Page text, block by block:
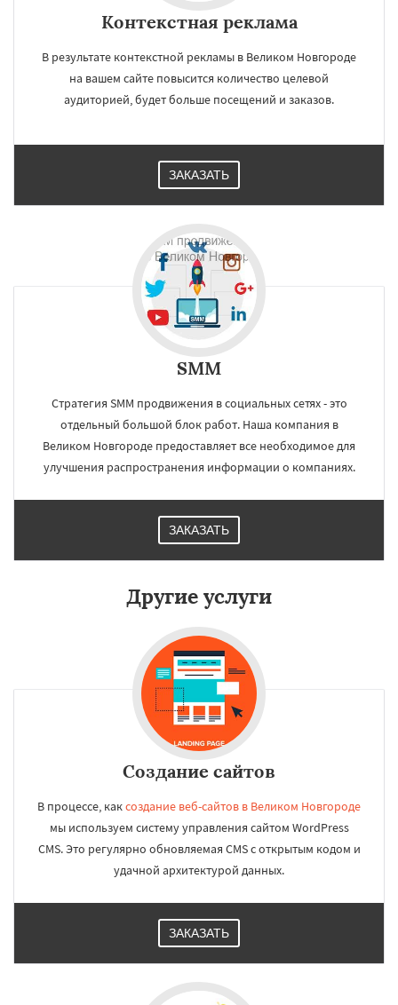
×
Ангарск Псков
Южно-Сахалинск Бийск
Контекстная реклама
В результате контекстной рекламы в Великом Новгороде
на вашем сайте повысится количество целевой
аудиторией, будет больше посещений и заказов.
ЗАКАЗАТЬ
SMM
Стратегия SMM продвижения в социальных сетях - это
отдельный большой блок работ. Наша компания в
Великом Новгороде предоставляет все необходимое для
улучшения распространения информации о компаниях.
ЗАКАЗАТЬ
Другие услуги
Создание сайтов
В процессе, каксоздание веб-сайтов в Великом Новгороде
мы используем систему управления сайтом WordPress
CMS. Это регулярно обновляемая CMS с открытым кодом и
удачной архитектурой данных.
ЗАКАЗАТЬ
×
Даю согласие на обработку персональных данных